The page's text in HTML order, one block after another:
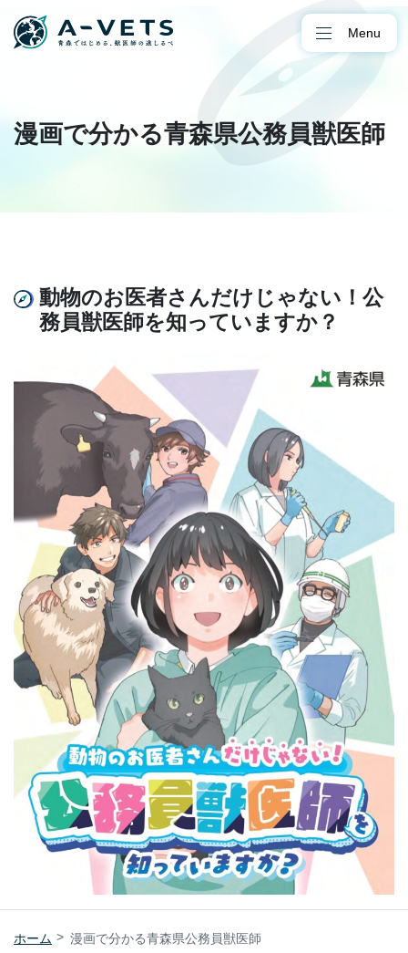
Menu
漫画で分かる青森県公務員獣医師
動物のお医者さんだけじゃない！公
務員獣医師を知っていますか？
ホーム 漫画で分かる青森県公務員獣医師